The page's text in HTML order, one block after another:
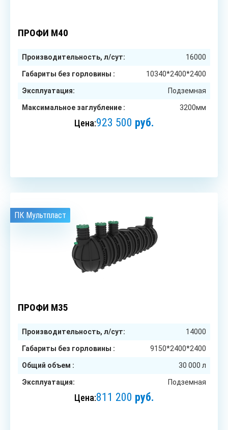
ПРОФИ М40
Производительность, л/сут: 16000
Габариты без горловины : 10340*2400*2400
Эксплуатация: Подземная
Максимальное заглубление : 3200мм
Цена:923 500 руб.
ПК Мультпласт
ПРОФИ М35
Производительность, л/сут: 14000
Габариты без горловины : 9150*2400*2400
Общий объем : 30 000 л
Эксплуатация: Подземная
Цена:811 200 руб.